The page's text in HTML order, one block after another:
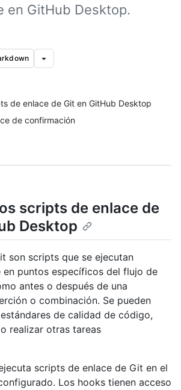
en GitHub Desktop.
de enlace de Git en GitHub Desktop
de confirmación
scripts de enlace de
Desktop
son scripts que se ejecutan
en puntos específicos del flujo de
antes o después de una
o combinación. Se pueden
de calidad de código,
realizar otras tareas
scripts de enlace de Git en el
Los hooks tienen acceso